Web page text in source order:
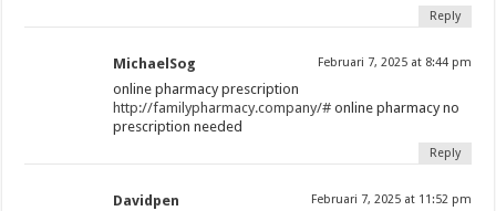
Reply
MichaelSog Februari 7, 2025 at 8:44 pm
online pharmacy prescription
http://familypharmacy.company/# online pharmacy no
prescription needed
Reply
Davidpen Februari 7, 2025 at 11:52 pm